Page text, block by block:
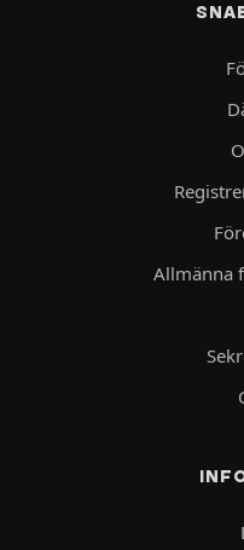
Allmänna